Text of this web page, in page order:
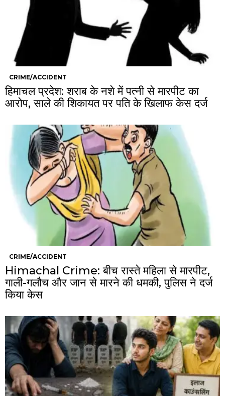
CRIME/ACCIDENT
हिमाचल प्रदेश: शराब के नशे में पत्नी से मारपीट का
आरोप, साले की शिकायत पर पति के खिलाफ केस दर्ज
CRIME/ACCIDENT
Himachal Crime: बीच रास्ते महिला से मारपीट,
गाली-गलौच और जान से मारने की धमकी, पुलिस ने दर्ज
किया केस